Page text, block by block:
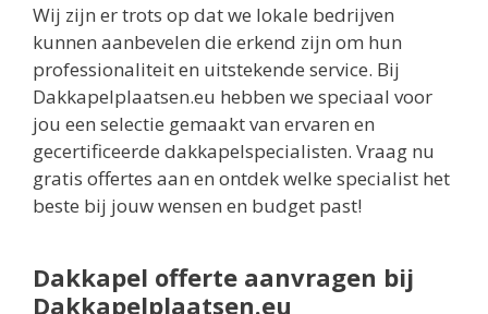
Wij zijn er trots op dat we lokale bedrijven
kunnen aanbevelen die erkend zijn om hun
professionaliteit en uitstekende service. Bij
Dakkapelplaatsen.eu hebben we speciaal voor
jou een selectie gemaakt van ervaren en
gecertificeerde dakkapelspecialisten. Vraag nu
gratis offertes aan en ontdek welke specialist het
beste bij jouw wensen en budget past!
Dakkapel offerte aanvragen bij
Dakkapelplaatsen.eu